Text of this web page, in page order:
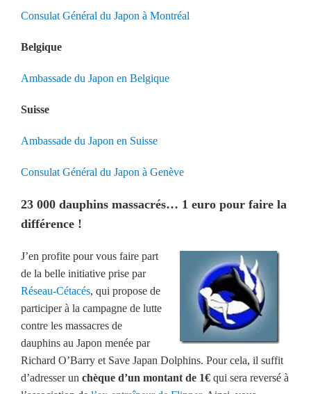
Consulat Général du Japon à Montréal
Belgique
Ambassade du Japon en Belgique
Suisse
Ambassade du Japon en Suisse
Consulat Général du Japon à Genève
23 000 dauphins massacrés… 1 euro pour faire la
différence !
J’en profite pour vous faire part
de la belle initiative prise par
Réseau-Cétacés, qui propose de
participer à la campagne de lutte
contre les massacres de
dauphins au Japon menée par
Richard O’Barry et Save Japan Dolphins. Pour cela, il suffit
d’adresser un chèque d’un montant de 1€ qui sera reversé à